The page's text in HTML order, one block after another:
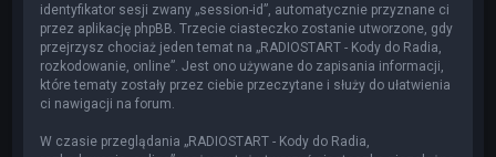
identyfikator sesji zwany „session-id”, automatycznie przyznane ci
przez aplikację phpBB. Trzecie ciasteczko zostanie utworzone, gdy
przejrzysz chociaż jeden temat na „RADIOSTART - Kody do Radia,
rozkodowanie, online”. Jest ono używane do zapisania informacji,
które tematy zostały przez ciebie przeczytane i służy do ułatwienia
ci nawigacji na forum.
W czasie przeglądania „RADIOSTART - Kody do Radia,